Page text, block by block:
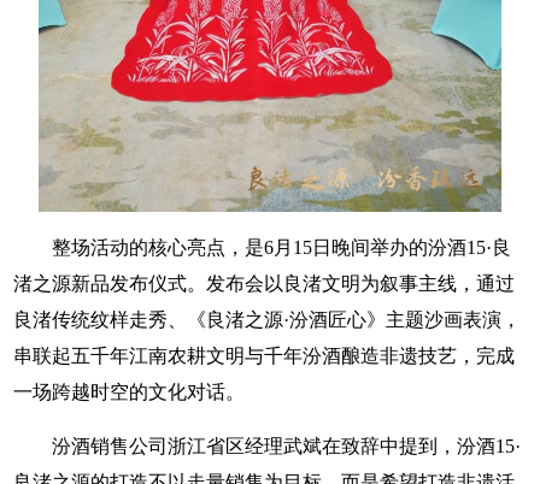
整场活动的核心亮点，是6月15日晚间举办的汾酒15·良
渚之源新品发布仪式。发布会以良渚文明为叙事主线，通过
良渚传统纹样走秀、《良渚之源·汾酒匠心》主题沙画表演，
串联起五千年江南农耕文明与千年汾酒酿造非遗技艺，完成
一场跨越时空的文化对话。
汾酒销售公司浙江省区经理武斌在致辞中提到，汾酒15·